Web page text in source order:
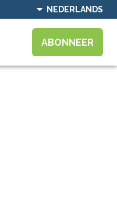
NEDERLANDS
ABONNEER